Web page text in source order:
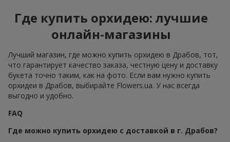
Где купить орхидею: лучшие
онлайн-магазины
Лучший магазин, где можно купить орхидею в Драбов, тот,
что гарантирует качество заказа, честную цену и доставку
букета точно таким, как на фото. Если вам нужно купить
орхидеи в Драбов, выбирайте Flowers.ua. У нас всегда
выгодно и удобно.
FAQ
Где можно купить орхидею с доставкой в г. Драбов?